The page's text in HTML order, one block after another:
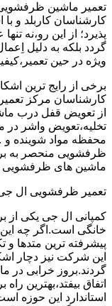
تعمیر ماشین
کارشناسان کاربلد و
پذیرد؛ از این رو،نه
گردد بلکه به دلیل
ویژه در حین
برخی از رایج ترین
کارشناسان مرکز
از تعویض قفل درب
تخلیه،تعویض واشر
محفظه مواد شوینده
ظرفشویی منحصر به
ماشین های ظرفشویی
تعمیر ظرفشویی ال
کمپانی ال جی یکی از
خانگی است.اگر چه
پیشرفته ترین متدها و
این شرکت نیز دچار
گردند.بروز خرابی
اتفاق بیفتد،بهترین
استاندارد این حوزه